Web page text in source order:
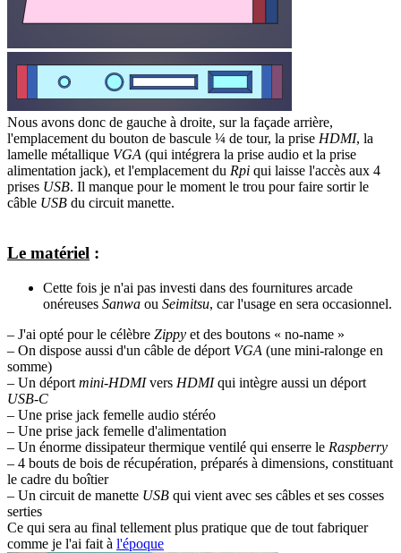
Nous avons donc de gauche à droite, sur la façade arrière,
l'emplacement du bouton de bascule ¼ de tour, la prise HDMI, la
lamelle métallique VGA (qui intégrera la prise audio et la prise
alimentation jack), et l'emplacement du Rpi qui laisse l'accès aux 4
prises USB. Il manque pour le moment le trou pour faire sortir le
câble USB du circuit manette.
Le matériel :
Cette fois je n'ai pas investi dans des fournitures arcade
onéreuses Sanwa ou Seimitsu, car l'usage en sera occasionnel.
– J'ai opté pour le célèbre Zippy et des boutons « no-name »
– On dispose aussi d'un câble de déport VGA (une mini-ralonge en
somme)
– Un déport mini-HDMIvers HDMIqui intègre aussi un déport
USB-C
– Une prise jack femelle audio stéréo
– Une prise jack femelle d'alimentation
– Un énorme dissipateur thermique ventilé qui enserre le Raspberry
– 4 bouts de bois de récupération, préparés à dimensions, constituant
le cadre du boîtier
– Un circuit de manette USB qui vient avec ses câbles et ses cosses
serties
Ce qui sera au final tellement plus pratique que de tout fabriquer
comme je l'ai fait à l'époque